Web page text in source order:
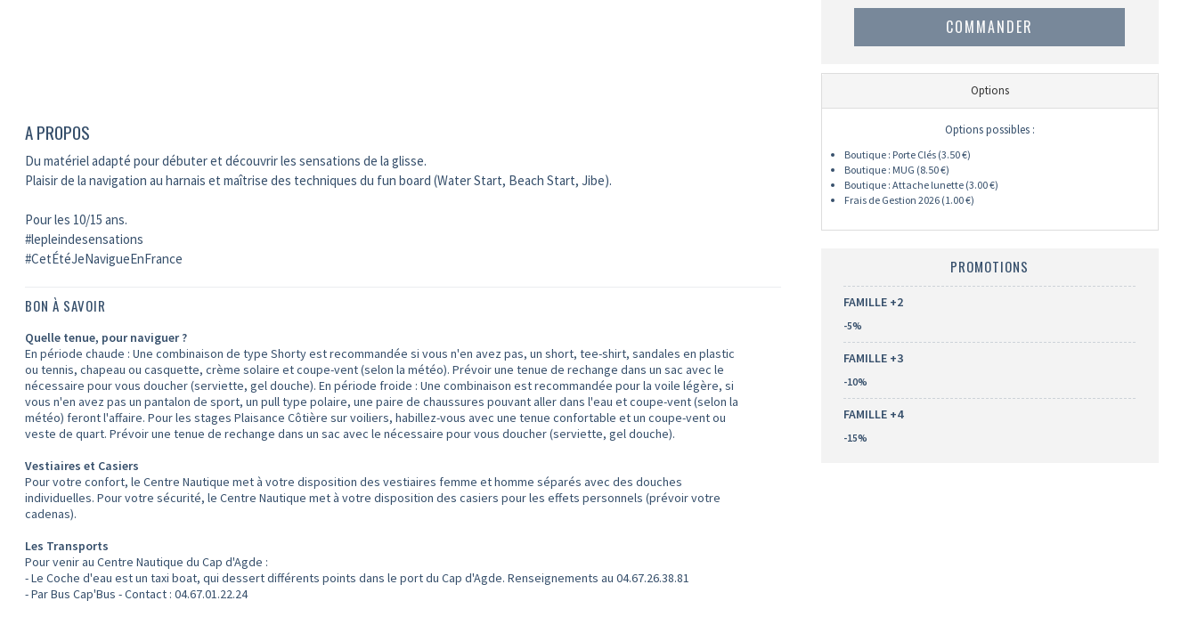
A PROPOS
Du matériel adapté pour débuter et découvrir les sensations de la glisse.
Plaisir de la navigation au harnais et maîtrise des techniques du fun board (Water Start, Beach Start, Jibe).
Pour les 10/15 ans.
#lepleindesensations
#CetÉtéJeNavigueEnFrance
BON À SAVOIR
Quelle tenue, pour naviguer ?
En période chaude : Une combinaison de type Shorty est recommandée si vous n'en avez pas, un short, tee-shirt, sandales en plastic
ou tennis, chapeau ou casquette, crème solaire et coupe-vent (selon la météo). Prévoir une tenue de rechange dans un sac avec le
nécessaire pour vous doucher (serviette, gel douche). En période froide : Une combinaison est recommandée pour la voile légère, si
vous n'en avez pas un pantalon de sport, un pull type polaire, une paire de chaussures pouvant aller dans l'eau et coupe-vent (selon la
météo) feront l'affaire. Pour les stages Plaisance Côtière sur voiliers, habillez-vous avec une tenue confortable et un coupe-vent ou
veste de quart. Prévoir une tenue de rechange dans un sac avec le nécessaire pour vous doucher (serviette, gel douche).
Vestiaires et Casiers
Pour votre confort, le Centre Nautique met à votre disposition des vestiaires femme et homme séparés avec des douches
individuelles. Pour votre sécurité, le Centre Nautique met à votre disposition des casiers pour les effets personnels (prévoir votre
cadenas).
Les Transports
Pour venir au Centre Nautique du Cap d'Agde :
- Le Coche d'eau est un taxi boat, qui dessert différents points dans le port du Cap d'Agde. Renseignements au 04.67.26.38.81
- Par Bus Cap'Bus - Contact : 04.67.01.22.24
COMMANDER
Options
Options possibles :
Boutique : Porte Clés (3.50 €)
Boutique : MUG (8.50 €)
Boutique : Attache lunette (3.00 €)
Frais de Gestion 2026 (1.00 €)
PROMOTIONS
FAMILLE +2
-5%
FAMILLE +3
-10%
FAMILLE +4
-15%